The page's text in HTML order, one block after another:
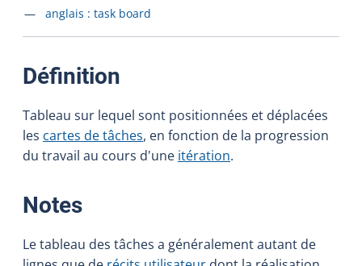
Accéder à la fiche en
anglais : task board
Définition
Tableau sur lequel sont positionnées et déplacées
les cartes de tâches, en fonction de la progression
du travail au cours d'une itération.
Notes:
Le tableau des tâches a généralement autant de